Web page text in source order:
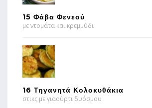
15 Φάβα Φενεού
με ντομάτα και κρεμμύδι
16 Τηγανητά Κολοκυθάκια
στικς με γιαούρτι δυόσμου